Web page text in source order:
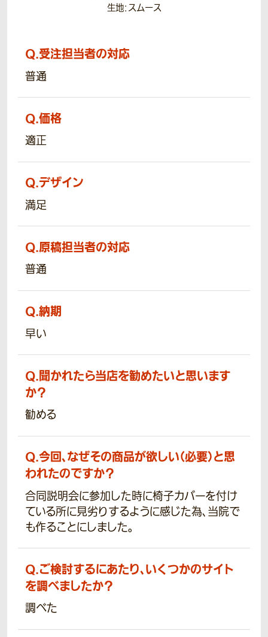
生地：スムース
Q.受注担当者の対応
普通
Q.価格
適正
Q.デザイン
満足
Q.原稿担当者の対応
普通
Q.納期
早い
Q.聞かれたら当店を勧めたいと思います
か？
勧める
Q.今回、なぜその商品が欲しい（必要）と思
われたのですか？
合同説明会に参加した時に椅子カバーを付け
ている所に見劣りするように感じた為、当院で
も作ることにしました。
Q.ご検討するにあたり、いくつかのサイト
を調べましたか？
調べた